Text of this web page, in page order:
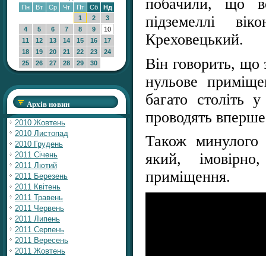
Пн
Вт Ср Чт Пт Сб
Нд
1
2
3
4
5 6 7 8 9
10
11
12 13 14 15 16
17
18
19 20 21 22 23
24
25
26 27 28 29 30
Архів новин
2010 Жовтень
2010 Листопад
2010 Грудень
2011 Січень
2011 Лютий
2011 Березень
2011 Квітень
2011 Травень
2011 Червень
2011 Липень
2011 Серпень
2011 Вересень
2011 Жовтень
побачили, що
підземеллі
Креховецький.
Він говорить, що
нульове
багато століть
проводять
Також минулого
який,
приміщення.